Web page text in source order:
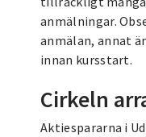
anmälningar.
anmälan, annat
innan kursstart.
Cirkeln
Aktiespararna i